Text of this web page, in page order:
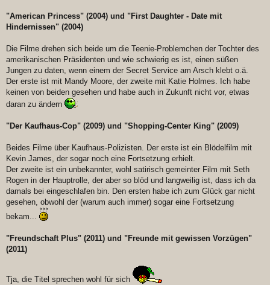
"American Princess" (2004) und "First Daughter - Date mit
Hindernissen" (2004)
Die Filme drehen sich beide um die Teenie-Problemchen der Tochter des
amerikanischen Präsidenten und wie schwierig es ist, einen süßen
Jungen zu daten, wenn einem der Secret Service am Arsch klebt o.ä.
Der erste ist mit Mandy Moore, der zweite mit Katie Holmes. Ich habe
keinen von beiden gesehen und habe auch in Zukunft nicht vor, etwas
daran zu ändern
"Der Kaufhaus-Cop" (2009) und "Shopping-Center King" (2009)
Beides Filme über Kaufhaus-Polizisten. Der erste ist ein Blödelfilm mit
Kevin James, der sogar noch eine Fortsetzung erhielt.
Der zweite ist ein unbekannter, wohl satirisch gemeinter Film mit Seth
Rogen in der Hauptrolle, der aber so blöd und langweilig ist, dass ich da
damals bei eingeschlafen bin. Den ersten habe ich zum Glück gar nicht
gesehen, obwohl der (warum auch immer) sogar eine Fortsetzung
bekam...
"Freundschaft Plus" (2011) und "Freunde mit gewissen Vorzügen"
(2011)
Tja, die Titel sprechen wohl für sich